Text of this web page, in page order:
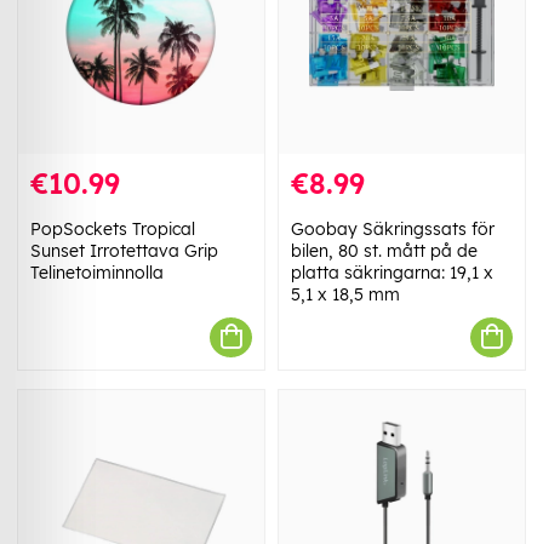
€10.99
PopSockets Tropical
Sunset Irrotettava Grip
Telinetoiminnolla
€8.99
Goobay Säkringssats för
bilen, 80 st. mått på de
platta säkringarna: 19,1 x
5,1 x 18,5 mm